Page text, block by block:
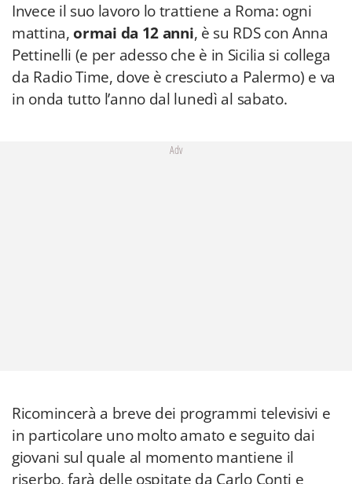
Invece il suo lavoro lo trattiene a Roma: ogni
mattina, ormai da 12 anni, è su RDS con Anna
Pettinelli (e per adesso che è in Sicilia si collega
da Radio Time, dove è cresciuto a Palermo) e va
in onda tutto l’anno dal lunedì al sabato.
Adv
Ricomincerà a breve dei programmi televisivi e
in particolare uno molto amato e seguito dai
giovani sul quale al momento mantiene il
riserbo, farà delle ospitate da Carlo Conti e